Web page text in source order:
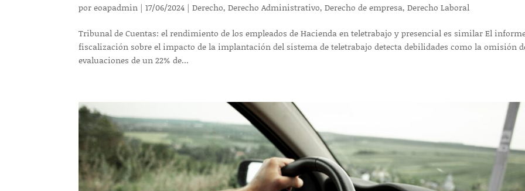
poreoapadmin |17/06/2024 |Derecho,Derecho Administrativo,Derecho de empresa,Derecho Laboral
Tribunal de Cuentas: el rendimiento de los empleados de Hacienda en teletrabajo y presencial es similar El
fiscalización sobre el impacto de la implantación del sistema de teletrabajo detecta debilidades como la omisión
evaluaciones de un 22% de...